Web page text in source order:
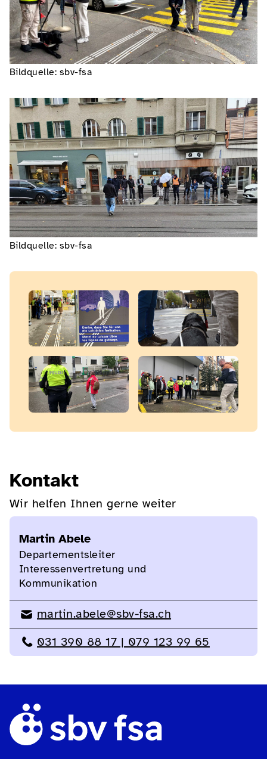
Bildquelle: sbv-fsa
Bildquelle: sbv-fsa
Kontakt
Wir helfen Ihnen gerne weiter
Martin Abele
Departementsleiter
Interessenvertretung und
Kommunikation
martin.abele@sbv-fsa.ch
031 390 88 17 | 079 123 99 65